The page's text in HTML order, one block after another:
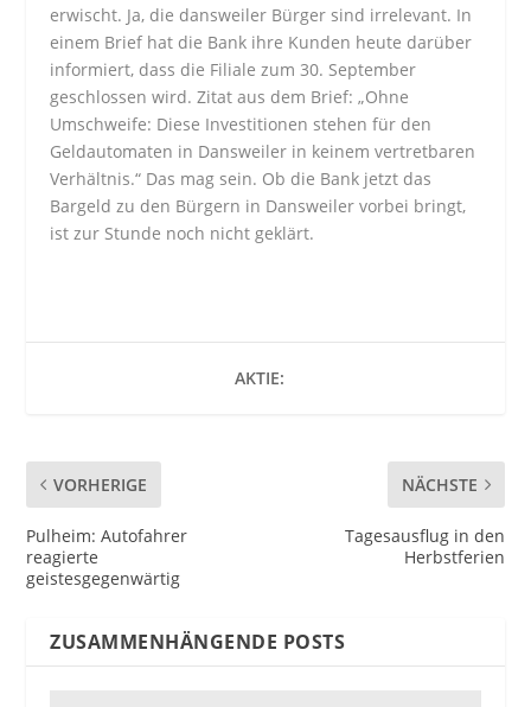
erwischt. Ja, die dansweiler Bürger sind irrelevant. In
einem Brief hat die Bank ihre Kunden heute darüber
informiert, dass die Filiale zum 30. September
geschlossen wird. Zitat aus dem Brief: „Ohne
Umschweife: Diese Investitionen stehen für den
Geldautomaten in Dansweiler in keinem vertretbaren
Verhältnis.“ Das mag sein. Ob die Bank jetzt das
Bargeld zu den Bürgern in Dansweiler vorbei bringt,
ist zur Stunde noch nicht geklärt.
AKTIE:
VORHERIGE
Pulheim: Autofahrer
reagierte
geistesgegenwärtig
NÄCHSTE
Tagesausflug in den
Herbstferien
ZUSAMMENHÄNGENDE POSTS